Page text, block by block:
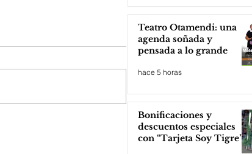
Teatro Otamendi: una
agenda soñada y
pensada a lo grande
hace 5 horas
Bonificaciones y
descuentos especiales
con “Tarjeta Soy Tigre”